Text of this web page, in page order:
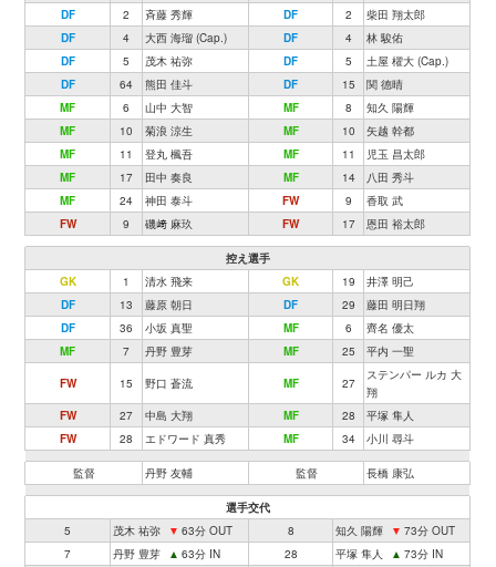
DF
2 斉藤 秀輝 DF 2
柴田 翔太郎
DF
4 大西 海瑠 (Cap.) DF 4
林 駿佑
DF
5 茂木 祐弥 DF 5
土屋 櫂大 (Cap.)
DF
64 熊田 佳斗 DF 15
関 德晴
MF
6 山中 大智 MF 8
知久 陽輝
MF
10 菊浪 涼生 MF 10
矢越 幹都
MF
11 登丸 楓吾 MF 11
児玉 昌太郎
MF
17 田中 奏良 MF 14
八田 秀斗
MF
24 神田 泰斗 FW 9
香取 武
FW
9 磯﨑 麻玖 FW 17 恩田 裕太郎
控え選手
GK
1 清水 飛来 GK 19
井澤 明己
DF
13 藤原 朝日 DF 29
藤田 明日翔
DF
36 小坂 真聖 MF 6
齊名 優太
MF
7 丹野 豊芽 MF 25 平内 一聖
FW 15 野口 蒼流 MF 27
ステンパー ルカ 大
翔
FW
27 中島 大翔 MF 28
平塚 隼人
FW
28 エドワード 真秀 MF 34 小川 尋斗
監督 丹野 友輔 監督 長橋 康弘
選手交代
5
茂木 祐弥 ▼ 63分 OUT 8 知久 陽輝 ▼ 73分 OUT
7
丹野 豊芽 ▲ 63分 IN 28 平塚 隼人 ▲ 73分 IN